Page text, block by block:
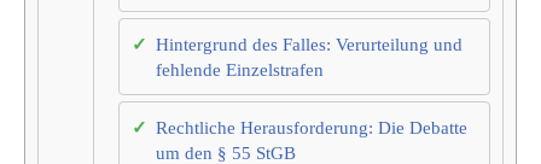
Hintergrund des Falles: Verurteilung und
fehlende Einzelstrafen
Rechtliche Herausforderung: Die Debatte
um den § 55 StGB